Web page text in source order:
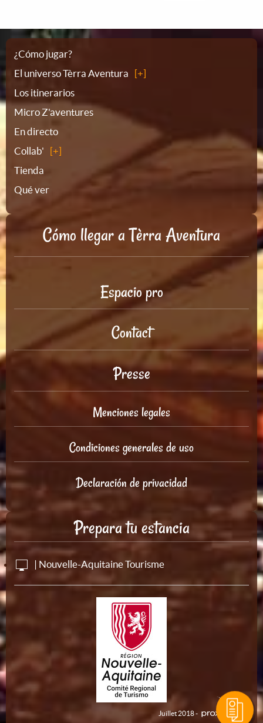
Plano
del
sitio
¿Cómo jugar?
El universo Tèrra Aventura
Los itinerarios
Micro Z'aventures
En directo
Collab'
Tienda
Qué ver
Cómo llegar a Tèrra Aventura
Espacio pro
Contact
Presse
Menciones legales
Condiciones generales de uso
Declaración de privacidad
Prepara tu estancia
| Nouvelle-Aquitaine Tourisme
Juillet 2018 -